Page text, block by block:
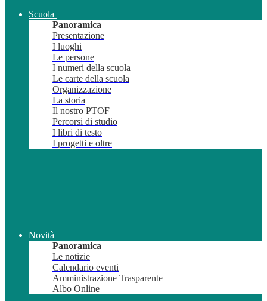
Scuola
Panoramica
Presentazione
I luoghi
Le persone
I numeri della scuola
Le carte della scuola
Organizzazione
La storia
Il nostro PTOF
Percorsi di studio
I libri di testo
I progetti e oltre
Novità
Panoramica
Le notizie
Calendario eventi
Amministrazione Trasparente
Albo Online